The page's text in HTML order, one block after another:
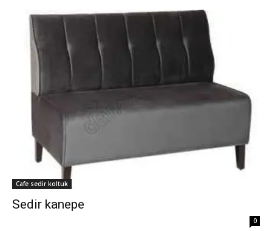
Cafe sedir koltuk
Sedir kanepe
0